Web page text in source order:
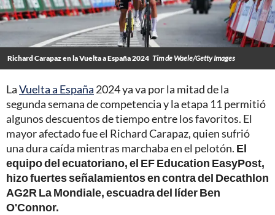
Richard Carapaz en la Vuelta a España 2024 Tim de Waele/Getty Images
LaVuelta a España 2024 ya va por la mitad de la
segunda semana de competencia y la etapa 11 permitió
algunos descuentos de tiempo entre los favoritos. El
mayor afectado fue el Richard Carapaz, quien sufrió
una dura caída mientras marchaba en el pelotón. El
equipo del ecuatoriano, el EF Education EasyPost,
hizo fuertes señalamientos en contra del Decathlon
AG2R La Mondiale, escuadra del líder Ben
O'Connor.